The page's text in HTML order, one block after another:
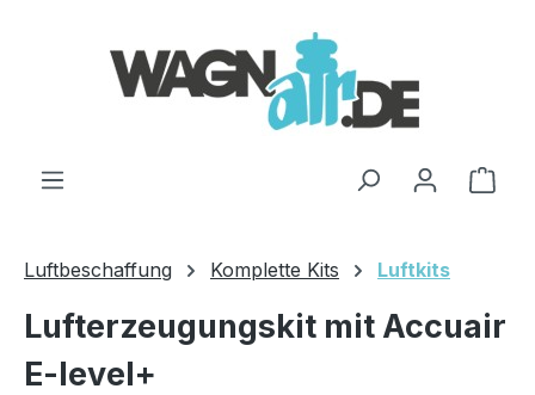
Luftbeschaffung Komplette Kits Luftkits
Lufterzeugungskit mit Accuair
E-level+